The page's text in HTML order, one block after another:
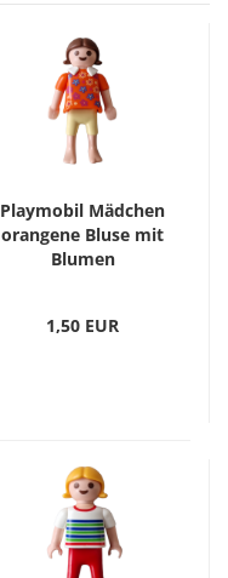
Playmobil Mädchen
orangene Bluse mit
Blumen
1,50 EUR